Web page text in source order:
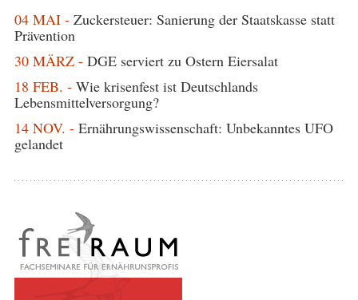
04 MAI - Zuckersteuer: Sanierung der Staatskasse statt
Prävention
30 MÄRZ - DGE serviert zu Ostern Eiersalat
18 FEB. - Wie krisenfest ist Deutschlands
Lebensmittelversorgung?
14 NOV. - Ernährungswissenschaft: Unbekanntes UFO
gelandet